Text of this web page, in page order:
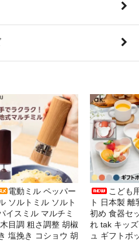
電動ミル ペッパー
ソルトミル ソルト
イスミル マルチミ
目調 粗さ調整 胡椒
塩挽き コショウ 胡
こども
ト 日本製
初め 食器セ
れ tak キッ
ュ ギフトボ